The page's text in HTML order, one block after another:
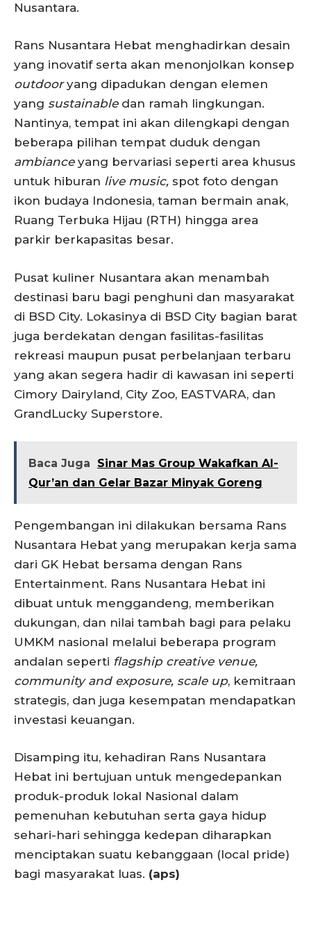
Nusantara.
Rans Nusantara Hebat menghadirkan desain
yang inovatif serta akan menonjolkan konsep
outdooryang dipadukan dengan elemen
yang sustainabledan ramah lingkungan.
Nantinya, tempat ini akan dilengkapi dengan
beberapa pilihan tempat duduk dengan
ambianceyang bervariasi seperti area khusus
untuk hiburan live music, spot foto dengan
ikon budaya Indonesia, taman bermain anak,
Ruang Terbuka Hijau (RTH) hingga area
parkir berkapasitas besar.
Pusat kuliner Nusantara akan menambah
destinasi baru bagi penghuni dan masyarakat
di BSD City. Lokasinya di BSD City bagian barat
juga berdekatan dengan fasilitas-fasilitas
rekreasi maupun pusat perbelanjaan terbaru
yang akan segera hadir di kawasan ini seperti
Cimory Dairyland, City Zoo, EASTVARA, dan
GrandLucky Superstore.
Baca Juga
Sinar Mas Group Wakafkan Al-
Qur’an dan Gelar Bazar Minyak Goreng
Pengembangan ini dilakukan bersama Rans
Nusantara Hebat yang merupakan kerja sama
dari GK Hebat bersama dengan Rans
Entertainment. Rans Nusantara Hebat ini
dibuat untuk menggandeng, memberikan
dukungan, dan nilai tambah bagi para pelaku
UMKM nasional melalui beberapa program
andalan seperti flagship creative venue,
community and exposure, scale up, kemitraan
strategis, dan juga kesempatan mendapatkan
investasi keuangan.
Disamping itu, kehadiran Rans Nusantara
Hebat ini bertujuan untuk mengedepankan
produk-produk lokal Nasional dalam
pemenuhan kebutuhan serta gaya hidup
sehari-hari sehingga kedepan diharapkan
menciptakan suatu kebanggaan (local pride)
bagi masyarakat luas. (aps)